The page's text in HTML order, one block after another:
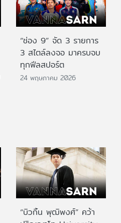
“ช่อง 9” จัด 3 รายการ
3 สไตล์ลงจอ มาครบจบ
ทุกฟีลสปอร์ต
24 พฤษภาคม 2026
“บิวกิ้น พุฒิพงศ์” คว้า